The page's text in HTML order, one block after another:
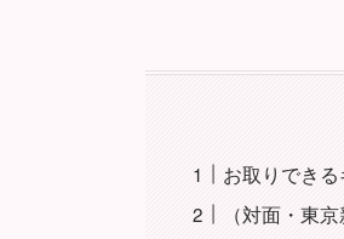
お取りでき
（対面・東